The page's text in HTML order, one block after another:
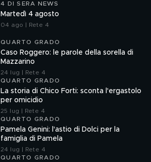
4 DI SERA NEWS
Martedì 4 agosto
04 ago | Rete 4
QUARTO GRADO
Caso Roggero: le parole della sorella di
Mazzarino
24 lug | Rete 4
QUARTO GRADO
La storia di Chico Forti: sconta l'ergastolo
per omicidio
25 lug | Rete 4
QUARTO GRADO
Pamela Genini: l'astio di Dolci per la
famiglia di Pamela
24 lug | Rete 4
QUARTO GRADO